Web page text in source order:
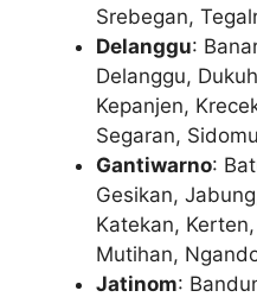
Srebegan,
Delanggu:
Delanggu,
Kepanjen,
Segaran,
Gantiwarno:
Gesikan,
Katekan,
Mutihan,
Jatinom: